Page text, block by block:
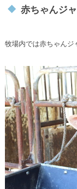
赤ちゃんジ
牧場内では赤ちゃんジ